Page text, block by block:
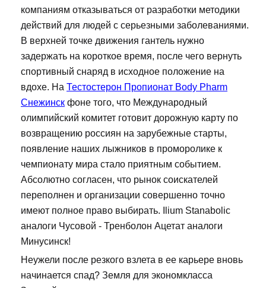
компаниям отказываться от разработки методики
действий для людей с серьезными заболеваниями.
В верхней точке движения гантель нужно
задержать на короткое время, после чего вернуть
спортивный снаряд в исходное положение на
вдохе. На Тестостерон Пропионат Body Pharm
Снежинск фоне того, что Международный
олимпийский комитет готовит дорожную карту по
возвращению россиян на зарубежные старты,
появление наших лыжников в проморолике к
чемпионату мира стало приятным событием.
Абсолютно согласен, что рынок соискателей
переполнен и организации совершенно точно
имеют полное право выбирать. Ilium Stanabolic
аналоги Чусовой - Тренболон Ацетат аналоги
Минусинск!
Неужели после резкого взлета в ее карьере вновь
начинается спад? Земля для экономкласса